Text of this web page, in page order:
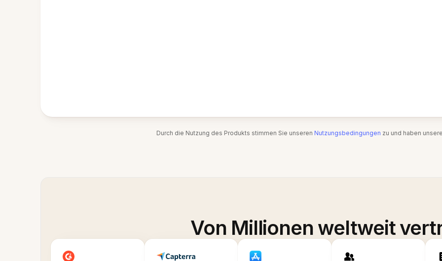
Durch die Nutzung des Produkts stimmen Sie unseren Nutzungsbedingungen zu und haben
Von Millionen weltweit